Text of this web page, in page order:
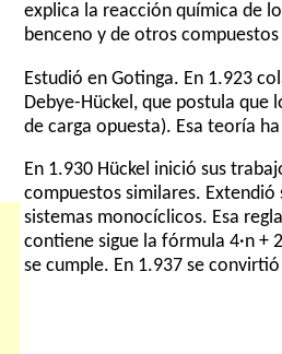
explica la reacción química de
benceno y de otros
Estudió en Gotinga. En 1.923
Debye-Hückel, que postula
de carga opuesta). Esa teoría
En 1.930 Hückel inició sus
compuestos similares.
sistemas monocíclicos. Esa
contiene sigue la fórmula 4·n +
se cumple. En 1.937 se